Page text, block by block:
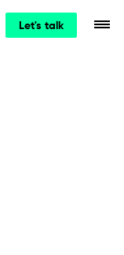
Let's talk